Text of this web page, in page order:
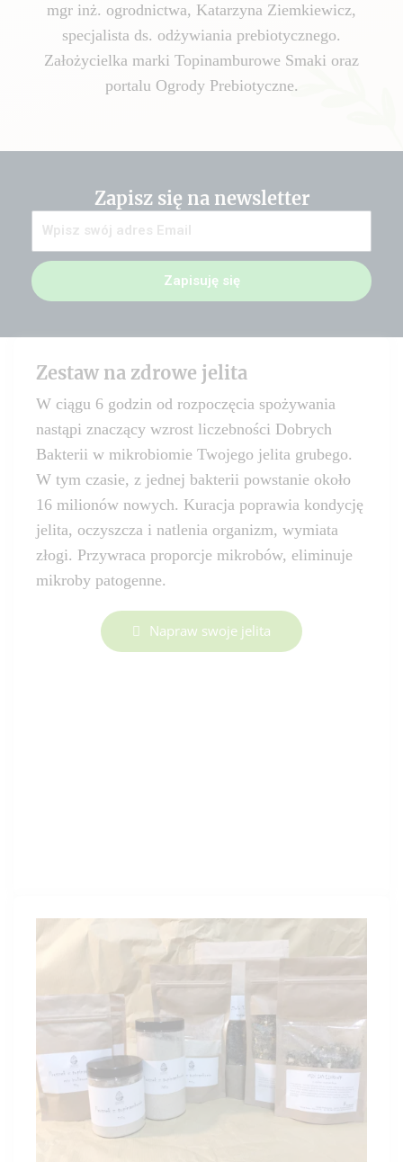
mgr inż. ogrodnictwa, Katarzyna Ziemkiewicz,
specjalista ds. odżywiania prebiotycznego.
Założycielka marki Topinamburowe Smaki oraz
portalu Ogrody Prebiotyczne.
Zapisz się na newsletter
Zapisuję się
Zestaw na zdrowe jelita
W ciągu 6 godzin od rozpoczęcia spożywania
nastąpi znaczący wzrost liczebności Dobrych
Bakterii w mikrobiomie Twojego jelita grubego.
W tym czasie, z jednej bakterii powstanie około
16 milionów nowych. Kuracja poprawia kondycję
jelita, oczyszcza i natlenia organizm, wymiata
złogi. Przywraca proporcje mikrobów, eliminuje
mikroby patogenne.
Napraw swoje jelita